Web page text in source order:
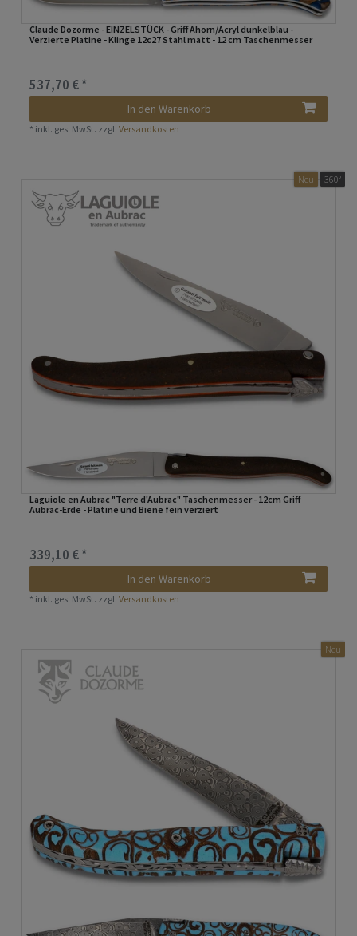
Claude Dozorme - EINZELSTÜCK - Griff Ahorn/Acryl dunkelblau -
Verzierte Platine - Klinge 12c27 Stahl matt - 12 cm Taschenmesser
537,70 € *
In den Warenkorb
* inkl. ges. MwSt. zzgl.Versandkosten
Laguiole en Aubrac "Terre d'Aubrac" Taschenmesser - 12cm Griff
Aubrac-Erde - Platine und Biene fein verziert
339,10 € *
Neu 360°
In den Warenkorb
* inkl. ges. MwSt. zzgl.Versandkosten
Neu